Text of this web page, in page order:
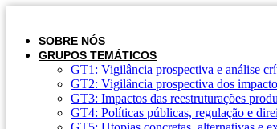
conteúdo
SOBRE NÓS
GRUPOS TEMÁTICOS
GT1: Vigilância prospectiva e análise
GT2: Vigilância prospectiva dos
GT3: Impactos das reestruturações
GT4: Políticas públicas, regulação e